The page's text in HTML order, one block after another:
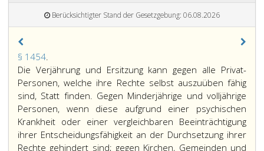
Berücksichtigter Stand der Gesetzgebung: 06.08.2026
§ 1454.
1454,
Die Verjährung und Ersitzung kann gegen alle Privat-
Personen, welche ihre Rechte selbst auszuüben fähig
sind, Statt finden. Gegen Minderjährige und volljährige
Personen, wenn diese aufgrund einer psychischen
Krankheit oder einer vergleichbaren Beeinträchtigung
ihrer Entscheidungsfähigkeit an der Durchsetzung ihrer
Rechte gehindert sind; gegen Kirchen, Gemeinden und